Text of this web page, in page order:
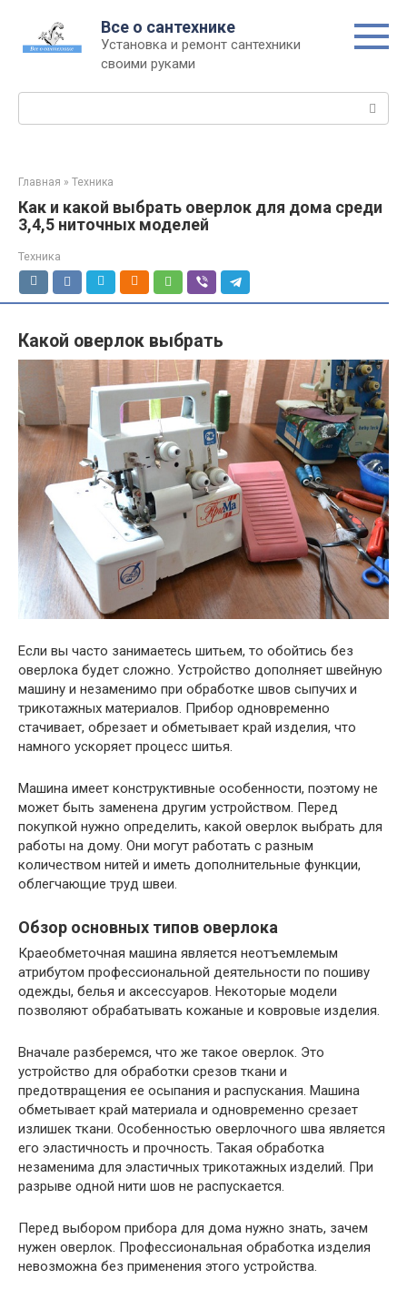
контенту
Все о сантехнике
Установка и ремонт сантехники
своими руками
Главная » Техника
Как и какой выбрать оверлок для дома среди
3,4,5 ниточных моделей
Техника
Какой оверлок выбрать
Если вы часто занимаетесь шитьем, то обойтись без
оверлока будет сложно. Устройство дополняет швейную
машину и незаменимо при обработке швов сыпучих и
трикотажных материалов. Прибор одновременно
стачивает, обрезает и обметывает край изделия, что
намного ускоряет процесс шитья.
Машина имеет конструктивные особенности, поэтому не
может быть заменена другим устройством. Перед
покупкой нужно определить, какой оверлок выбрать для
работы на дому. Они могут работать с разным
количеством нитей и иметь дополнительные функции,
облегчающие труд швеи.
Обзор основных типов оверлока
Краеобметочная машина является неотъемлемым
атрибутом профессиональной деятельности по пошиву
одежды, белья и аксессуаров. Некоторые модели
позволяют обрабатывать кожаные и ковровые изделия.
Вначале разберемся, что же такое оверлок. Это
устройство для обработки срезов ткани и
предотвращения ее осыпания и распускания. Машина
обметывает край материала и одновременно срезает
излишек ткани. Особенностью оверлочного шва является
его эластичность и прочность. Такая обработка
незаменима для эластичных трикотажных изделий. При
разрыве одной нити шов не распускается.
Перед выбором прибора для дома нужно знать, зачем
нужен оверлок. Профессиональная обработка изделия
невозможна без применения этого устройства.